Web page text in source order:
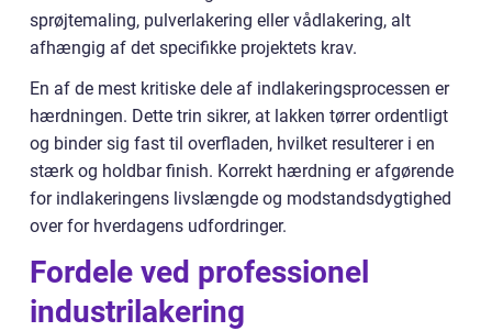
sprøjtemaling, pulverlakering eller vådlakering, alt
afhængig af det specifikke projektets krav.
En af de mest kritiske dele af indlakeringsprocessen er
hærdningen. Dette trin sikrer, at lakken tørrer ordentligt
og binder sig fast til overfladen, hvilket resulterer i en
stærk og holdbar finish. Korrekt hærdning er afgørende
for indlakeringens livslængde og modstandsdygtighed
over for hverdagens udfordringer.
Fordele ved professionel
industrilakering